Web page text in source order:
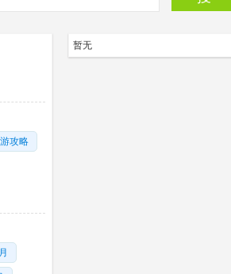
攻略
暂无